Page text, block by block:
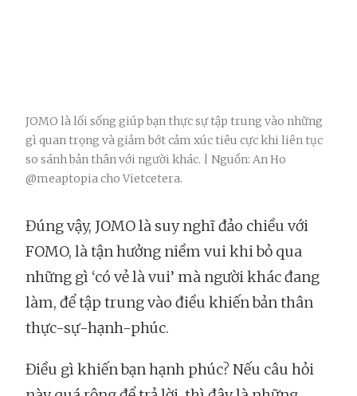
JOMO là lối sống giúp bạn thực sự tập trung vào những
gì quan trọng và giảm bớt cảm xúc tiêu cực khi liên tục
so sánh bản thân với người khác. | Nguồn: An Ho
@meaptopia cho Vietcetera.
Đúng vậy, JOMO là suy nghĩ đảo chiều với
FOMO, là tận hưởng niềm vui khi bỏ qua
những gì ‘có vẻ là vui’ mà người khác đang
làm, để tập trung vào điều khiến bản thân
thực-sự-hạnh-phúc.
Điều gì khiến bạn hạnh phúc? Nếu câu hỏi